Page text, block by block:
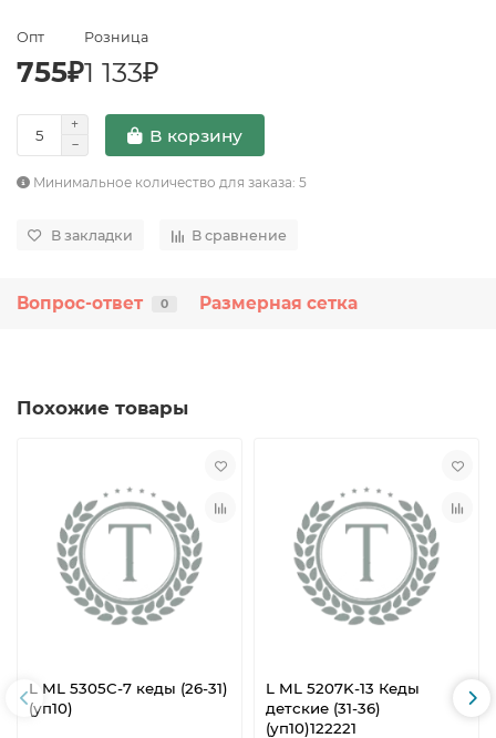
Опт
755₽
Розница
1 133₽
В корзину
Минимальное количество для заказа: 5
В закладки В сравнение
Вопрос-ответ 0 Размерная сетка
Похожие товары
L ML 5305C-7 кеды (26-31)
(уп10)
L ML 5207K-13 Кеды
детские (31-36)
(уп10)122221